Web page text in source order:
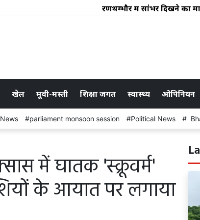
रणथम्भौर में सांभर दिखने का
खेल मूवी-मस्ती शिक्षा जगत स्वास्थ्य ओपिनियन
parliament monsoon session Political News
में घातक 'स्क्रूवर्म'
के आयात पर लगाया